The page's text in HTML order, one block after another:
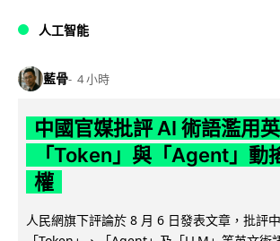
人工智能
藍骨 4 小時
中國官媒批評 AI 術語濫用
「Token」與「Agent」動
權
人民網旗下評論於 8 月 6 日發表文章，批評